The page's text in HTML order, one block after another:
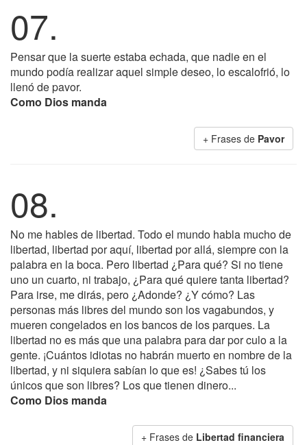
07.
Pensar que la suerte estaba echada, que nadie en el
mundo podía realizar aquel simple deseo, lo escalofrió, lo
llenó de pavor.
Como Dios manda
+ Frases de Pavor
08.
No me hables de libertad. Todo el mundo habla mucho de
libertad, libertad por aquí, libertad por allá, siempre con la
palabra en la boca. Pero libertad ¿Para qué? Si no tiene
uno un cuarto, ni trabajo, ¿Para qué quiere tanta libertad?
Para irse, me dirás, pero ¿Adonde? ¿Y cómo? Las
personas más libres del mundo son los vagabundos, y
mueren congelados en los bancos de los parques. La
libertad no es más que una palabra para dar por culo a la
gente. ¡Cuántos idiotas no habrán muerto en nombre de la
libertad, y ni siquiera sabían lo que es! ¿Sabes tú los
únicos que son libres? Los que tienen dinero...
Como Dios manda
+ Frases de Libertad financiera